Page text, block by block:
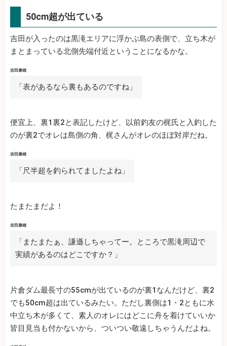
50cm超が出ている
吉田が入ったのは黒滝エリアに浮かぶ島の表側で、立ち木が
まとまっている北側先端付近ということになるかな。
吉田康雄
「表があるなら裏もあるのですね」
便宜上、裏1裏2と表記したけど、以前釣友の梶氏と入釣した
のが裏2でオレは島側の角、梶さんがオレのほぼ対岸だね。
吉田康雄
「尺半超を釣られてましたよね」
たまたまだよ！
吉田康雄
「またまたぁ、謙遜しちゃってー。ところで黒滝周辺で
実績があるのはどこですか？」
片倉ダム最長寸の55cmが出ているのが裏1なんだけど、裏2
でも50cm超は出ているみたい。ただし裏側は1・2ともに水
中立ち木が多くて、素人のオレにはどこに舟を着けていいか
皆目見当も付かないから、ついつい敬遠しちゃうんだよね。